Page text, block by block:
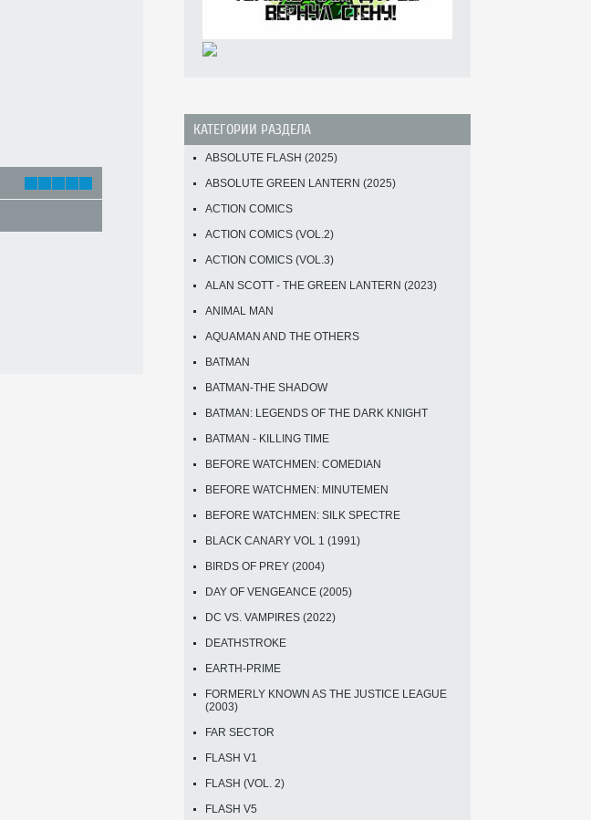
КАТЕГОРИИ РАЗДЕЛА
ABSOLUTE FLASH (2025)
ABSOLUTE GREEN LANTERN (2025)
ACTION COMICS
ACTION COMICS (VOL.2)
ACTION COMICS (VOL.3)
ALAN SCOTT - THE GREEN LANTERN (2023)
ANIMAL MAN
AQUAMAN AND THE OTHERS
BATMAN
BATMAN-THE SHADOW
BATMAN: LEGENDS OF THE DARK KNIGHT
BATMAN - KILLING TIME
BEFORE WATCHMEN: COMEDIAN
BEFORE WATCHMEN: MINUTEMEN
BEFORE WATCHMEN: SILK SPECTRE
BLACK CANARY VOL 1 (1991)
BIRDS OF PREY (2004)
DAY OF VENGEANCE (2005)
DC VS. VAMPIRES (2022)
DEATHSTROKE
EARTH-PRIME
FORMERLY KNOWN AS THE JUSTICE LEAGUE
(2003)
FAR SECTOR
FLASH V1
FLASH (VOL. 2)
FLASH V5